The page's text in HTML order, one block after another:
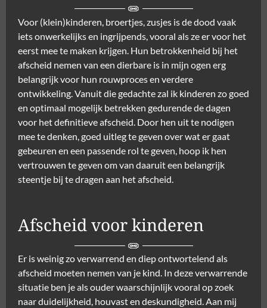
Voor (klein)kinderen, broertjes, zusjes is de dood vaak
iets onwerkelijks en ingrijpends, vooral als ze er voor het
eerst mee te maken krijgen. Hun betrokkenheid bij het
afscheid nemen van een dierbare is in mijn ogen erg
belangrijk voor hun rouwproces en verdere
ontwikkeling. Vanuit die gedachte zal ik kinderen zo goed
en optimaal mogelijk betrekken gedurende de dagen
voor het definitieve afscheid. Door hen uit te nodigen
mee te denken, goed uitleg te geven over wat er gaat
gebeuren en een passende rol te geven, hoop ik hen
vertrouwen te geven om van daaruit een belangrijk
steentje bij te dragen aan het afscheid.
Afscheid voor kinderen
Er is weinig zo verwarrend en diep ontwortelend als
afscheid moeten nemen van je kind. In deze verwarrende
situatie ben je als ouder waarschijnlijk vooral op zoek
naar duidelijkheid, houvast en deskundigheid. Aan mij